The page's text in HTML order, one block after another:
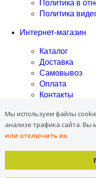
Политика в
Политика
Интернет-магазин
Каталог
Доставка
Самовывоз
Оплата
Контакты
Программа
Подарочный
Мы используем файлы
анализе трафика сайта. Вы
или отключить их.